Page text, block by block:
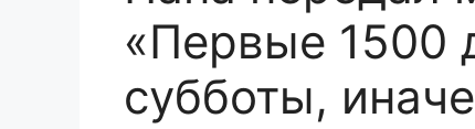
«Первые 1500
субботы,